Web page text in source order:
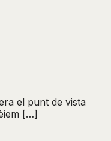
el punt de vista
[…]